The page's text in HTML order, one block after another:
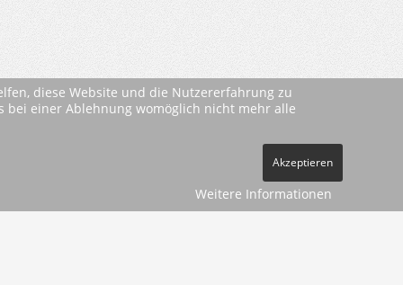
diese Website und die Nutzererfahrung zu
bei einer Ablehnung womöglich nicht mehr alle
Akzeptieren
Weitere Informationen